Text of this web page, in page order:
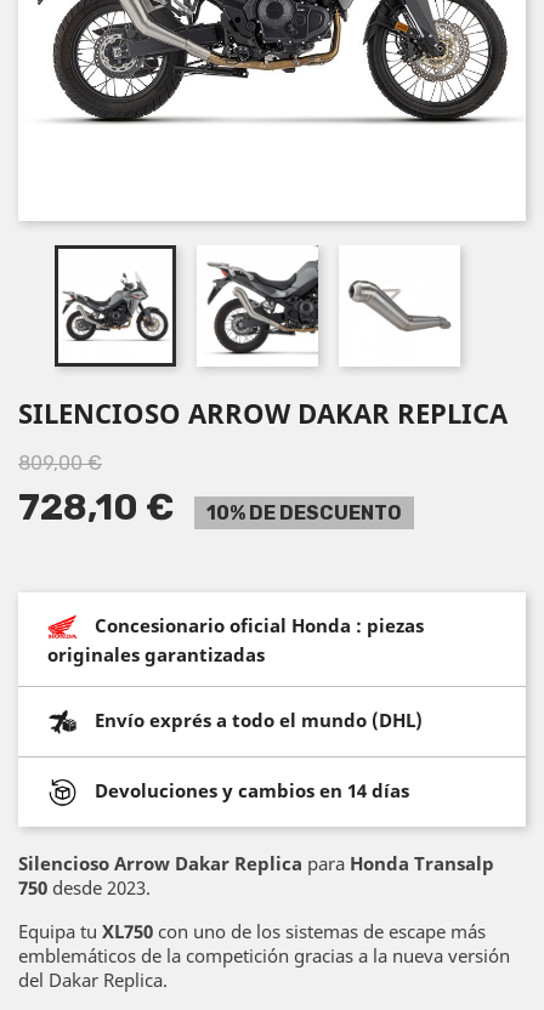
SILENCIOSO ARROW DAKAR REPLICA
809,00 €
728,10 € 10% DE DESCUENTO
Concesionario oficial Honda : piezas
originales garantizadas
Envío exprés a todo el mundo (DHL)
Devoluciones y cambios en 14 días
Silencioso Arrow Dakar Replica para Honda Transalp
750 desde 2023.
Equipa tu XL750 con uno de los sistemas de escape más
emblemáticos de la competición gracias a la nueva versión
del Dakar Replica.